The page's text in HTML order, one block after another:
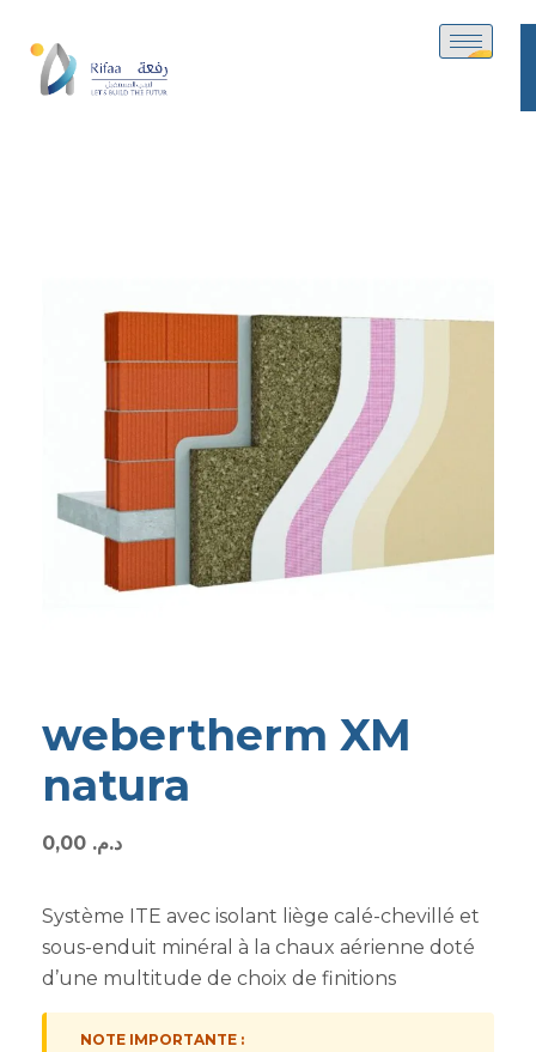
webertherm XM
natura
د.م.
Système ITE avec isolant liège calé-chevillé et
sous-enduit minéral à la chaux aérienne doté
d’une multitude de choix de finitions
NOTE IMPORTANTE :